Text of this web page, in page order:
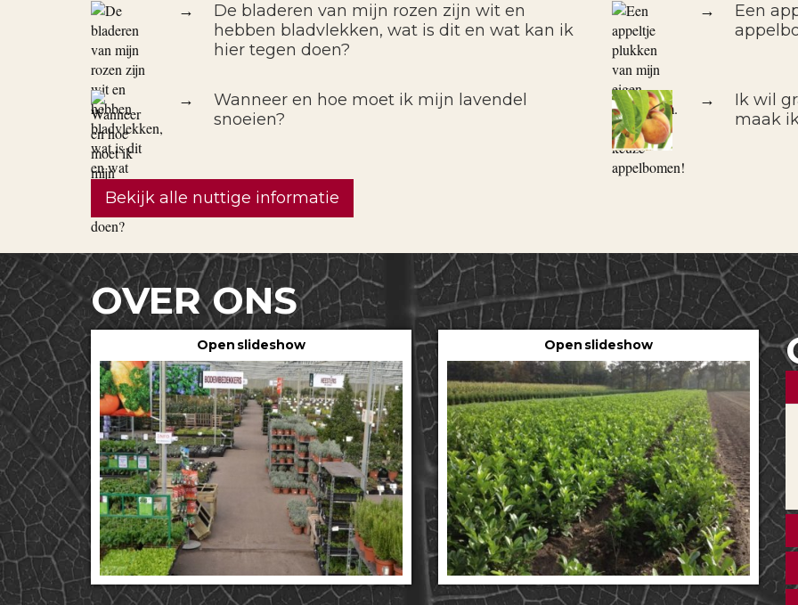
→
De bladeren van mijn rozen zijn wit en
hebben bladvlekken, wat is dit en wat kan ik
hier tegen doen?
→
Een
→
Wanneer en hoe moet ik mijn lavendel
snoeien?
→
Ik wil
maak
Bekijk alle nuttige informatie
OVER ONS
Open slideshow Open slideshow